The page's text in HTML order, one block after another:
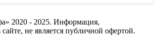
2020 - 2025. Информация,
не является публичной офертой.